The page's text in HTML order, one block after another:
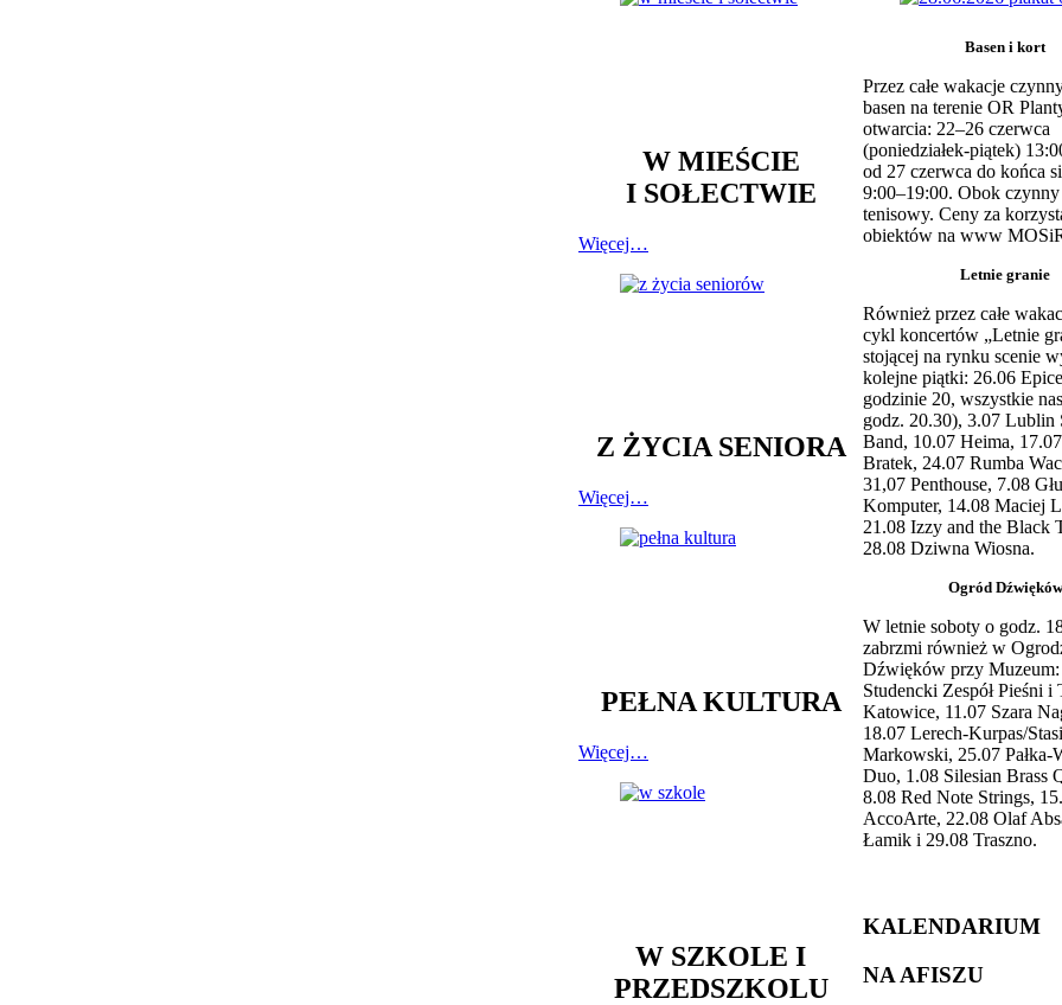
W MIEŚCIE
I SOŁECTWIE
Więcej…
Z ŻYCIA SENIORA
Więcej…
PEŁNA KULTURA
Więcej…
W SZKOLE I
PRZEDSZKOLU
Basen i kort
Przez całe wakacje
basen na terenie OR
otwarcia: 22–26 czerwca
(poniedziałek-piątek)
od 27 czerwca do końca
9:00–19:00. Obok
tenisowy. Ceny za
obiektów na www
Letnie granie
Również przez całe
cykl koncertów „Letnie
stojącej na rynku scenie
kolejne piątki: 26.06
godzinie 20, wszystkie
godz. 20.30), 3.07 Lublin
Band, 10.07 Heima,
Bratek, 24.07 Rumba
31,07 Penthouse, 7.08
Komputer, 14.08 Maciej
21.08 Izzy and the Black
28.08 Dziwna Wiosna.
Ogród Dźwięków
W letnie soboty o godz.
zabrzmi również w
Dźwięków przy
Studencki Zespół Pieśni i
Katowice, 11.07 Szara
18.07 Lerech-Kurpas/
Markowski, 25.07 Pałka-
Duo, 1.08 Silesian Brass
8.08 Red Note Strings,
AccoArte, 22.08 Olaf
Łamik i 29.08 Traszno.
KALENDARIUM
NA AFISZU